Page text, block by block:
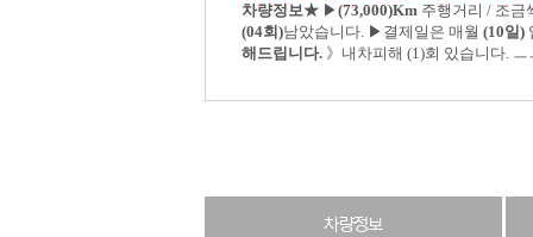
차량정보★ ▶(73,000)Km 주행거리 / 조
(04회)남았습니다. ▶결제일은 매월 (10일)
해드립니다. 》내차피해 (1)회 있습니다. ㅡ
차량정보